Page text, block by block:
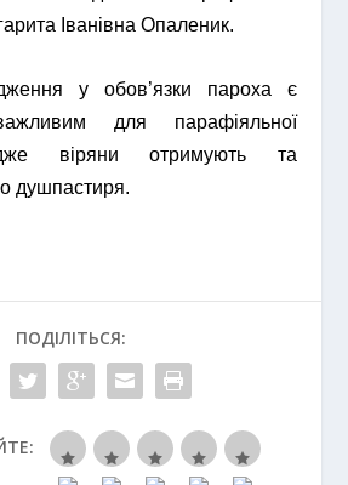
Іванівна Опаленик.
у обов’язки пароха є
для парафіяльної
віряни отримують та
душпастиря.
ПОДІЛІТЬСЯ: